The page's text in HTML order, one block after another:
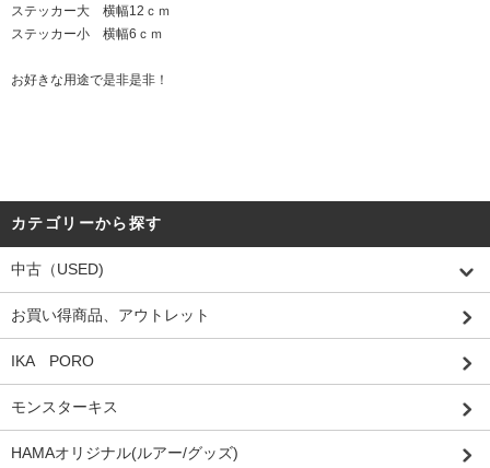
ステッカー大 横幅12ｃｍ
ステッカー小 横幅6ｃｍ
お好きな用途で是非是非！
カテゴリーから探す
中古（USED)
お買い得商品、アウトレット
IKA PORO
モンスターキス
HAMAオリジナル(ルアー/グッズ)